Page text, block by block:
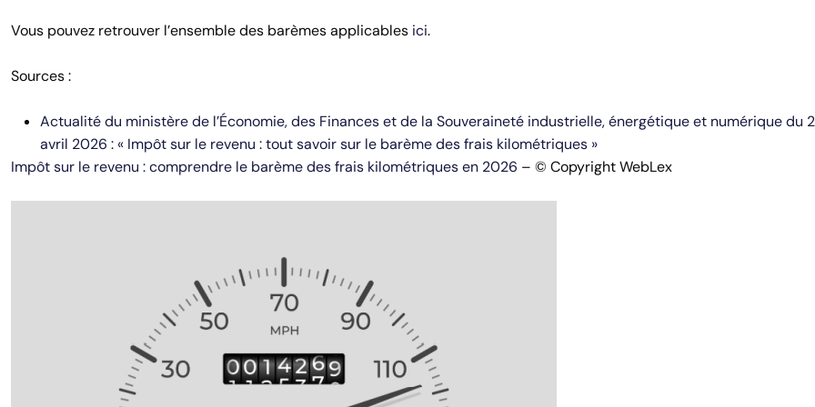
Vous pouvez retrouver l’ensemble des barèmes applicables ici.
Sources :
Actualité du ministère de l’Économie, des Finances et de la Souveraineté industrielle, énergétique et numérique du
avril 2026 : « Impôt sur le revenu : tout savoir sur le barème des frais kilométriques »
Impôt sur le revenu : comprendre le barème des frais kilométriques en 2026 – © Copyright WebLex